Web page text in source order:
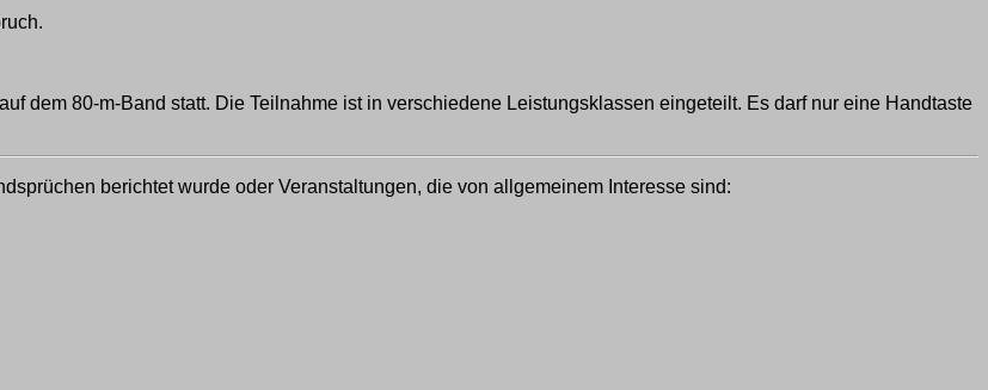
dem 80-m-Band statt. Die Teilnahme ist in verschiedene Leistungsklassen eingeteilt. Es darf nur eine Handtaste
berichtet wurde oder Veranstaltungen, die von allgemeinem Interesse sind: